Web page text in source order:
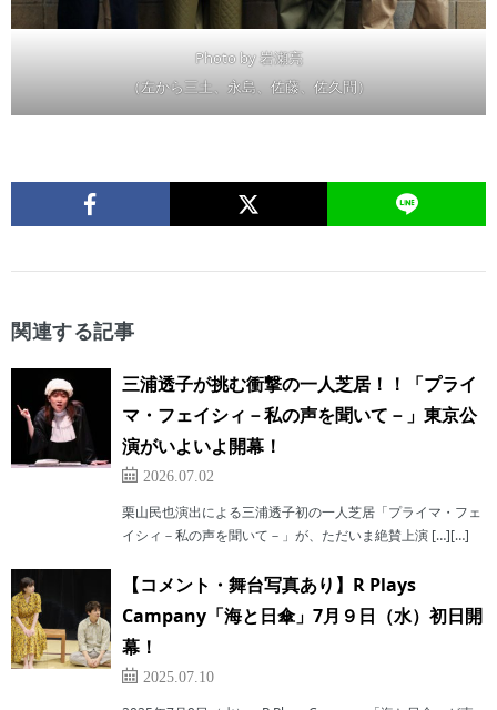
Photo by 岩瀬亮
（左から三土、永島、佐藤、佐久間）
関連する記事
三浦透子が挑む衝撃の一人芝居！！「プライ
マ・フェイシィ－私の声を聞いて－」東京公
演がいよいよ開幕！
2026.07.02
栗山民也演出による三浦透子初の一人芝居「プライマ・フェ
イシィ－私の声を聞いて－」が、ただいま絶賛上演 […][…]
【コメント・舞台写真あり】R Plays
Campany「海と日傘」7月９日（水）初日開
幕！
2025.07.10